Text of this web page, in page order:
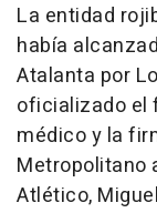
La entidad
había
Atalanta por
oficializado el
médico y la
Metropolitano
Atlético,